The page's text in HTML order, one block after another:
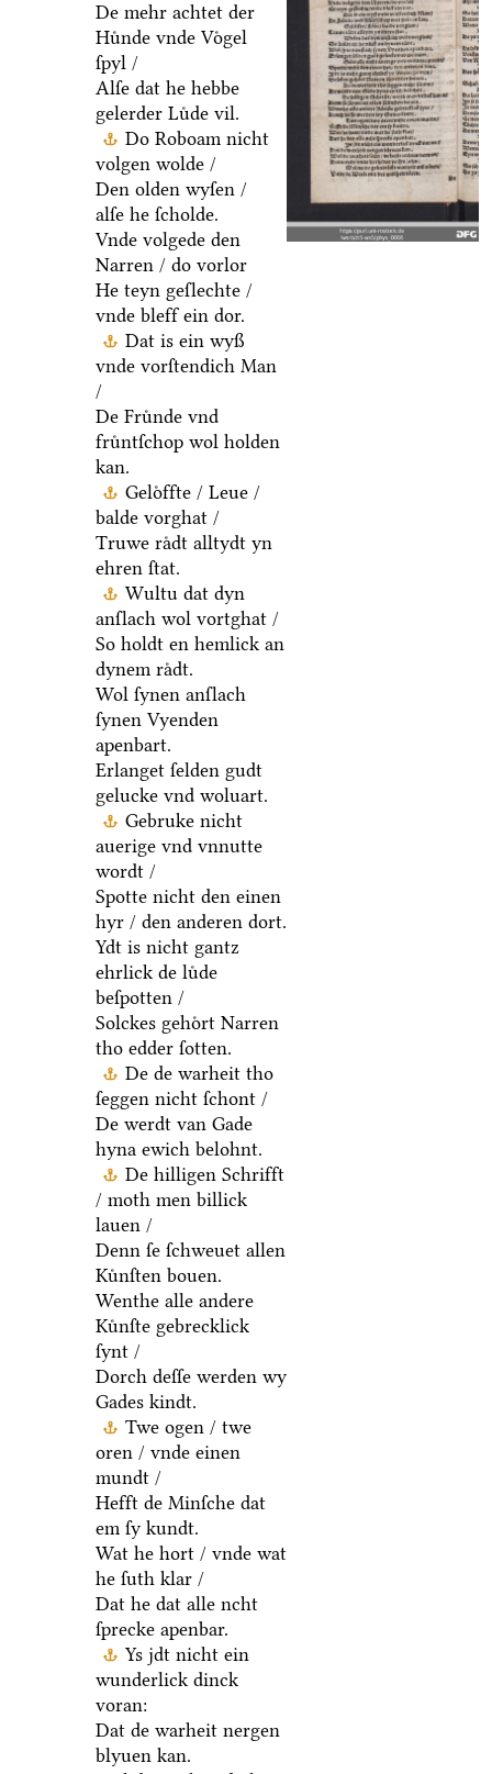
De mehr achtet der
Huͤnde vnde Voͤgel
ſpyl /
Alſe dat he hebbe
gelerder Luͤde vil.
Do Roboam nicht
volgen wolde /
Den olden wyſen /
alſe he ſcholde.
Vnde volgede den
Narren / do vorlor
He teyn geſlechte /
vnde bleff ein dor.
Dat is ein wyß
vnde vorſtendich Man
/
De Fruͤnde vnd
fruͤntſchop wol holden
kan.
Geloͤffte / Leue /
balde vorghat /
Truwe raͤdt alltydt yn
ehren ſtat.
Wultu dat dyn
anſlach wol vortghat /
So holdt en hemlick an
dynem raͤdt.
Wol ſynen anſlach
ſynen Vyenden
apenbart.
Erlanget ſelden gudt
gelucke vnd woluart.
Gebruke nicht
auerige vnd vnnutte
wordt /
Spotte nicht den einen
hyr / den anderen dort.
Ydt is nicht gantz
ehrlick de luͤde
beſpotten /
Solckes gehoͤrt Narren
tho edder ſotten.
De de warheit tho
ſeggen nicht ſchont /
De werdt van Gade
hyna ewich belohnt.
De hilligen Schrifft
/ moth men billick
lauen /
Denn ſe ſchweuet allen
Kuͤnſten bouen.
Wenthe alle andere
Kuͤnſte gebrecklick
ſynt /
Dorch deſſe werden wy
Gades kindt.
Twe ogen / twe
oren / vnde einen
mundt /
Hefft de Minſche dat
em ſy kundt.
Wat he hort / vnde wat
he ſuth klar /
Dat he dat alle ncht
ſprecke apenbar.
Ys jdt nicht ein
wunderlick dinck
voran:
Dat de warheit nergen
blyuen kan.